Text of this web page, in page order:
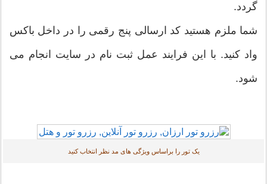
گردد.
شما ملزم هستید کد ارسالی پنج رقمی را در داخل باکس
واد کنید. با این فرایند عمل ثبت نام در سایت انجام می
شود.
یک تور را براساس ویژگی های مد نظر انتخاب کنید